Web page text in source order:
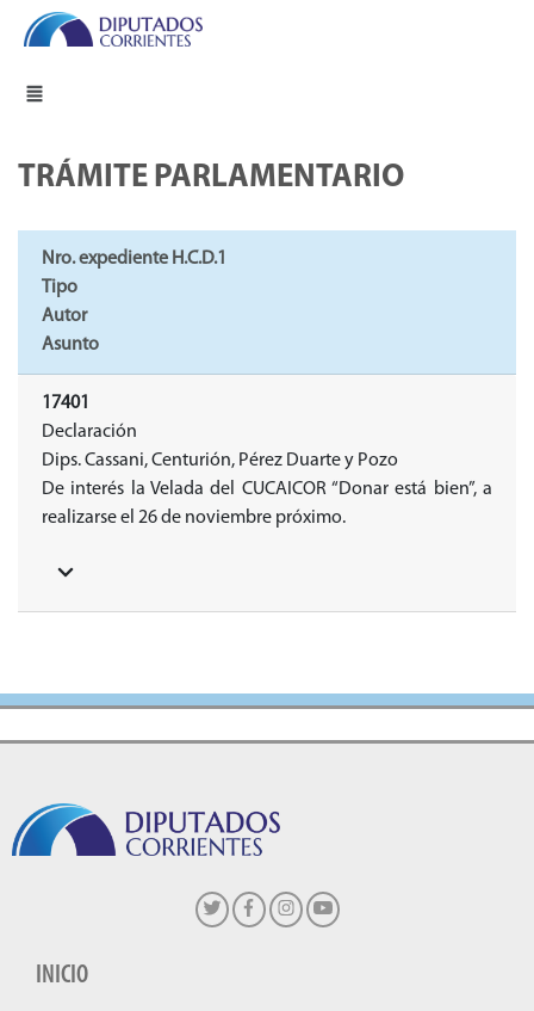
TRÁMITE PARLAMENTARIO
Nro. expediente H.C.D.1
Tipo
Autor
Asunto
17401
Declaración
Dips. Cassani, Centurión, Pérez Duarte y Pozo
De interés la Velada del CUCAICOR “Donar está bien”, a
realizarse el 26 de noviembre próximo.
INICIO